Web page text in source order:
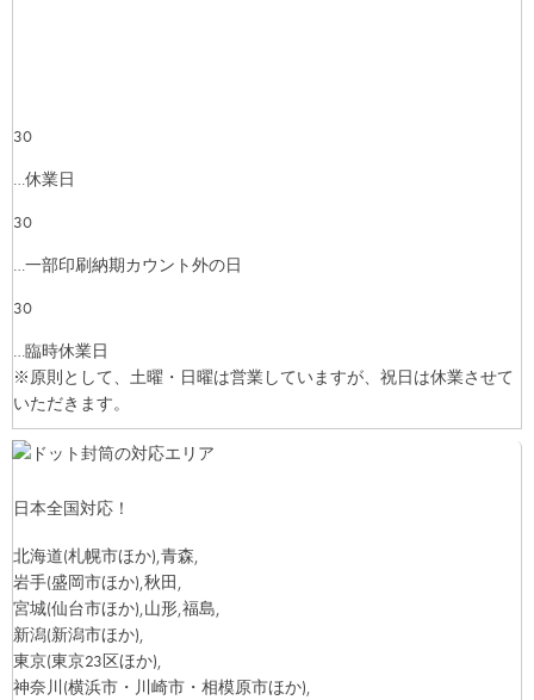
30
…休業日
30
…一部印刷納期カウント外の日
30
…臨時休業日
※原則として、土曜・日曜は営業していますが、祝日は休業させて
いただきます。
日本全国対応！
北海道(札幌市ほか),青森,
岩手(盛岡市ほか),秋田,
宮城(仙台市ほか),山形,福島,
新潟(新潟市ほか),
東京(東京23区ほか),
神奈川(横浜市・川崎市・相模原市ほか),